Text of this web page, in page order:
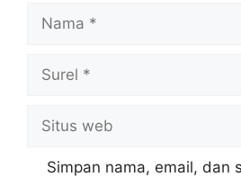
Simpan nama, email, dan